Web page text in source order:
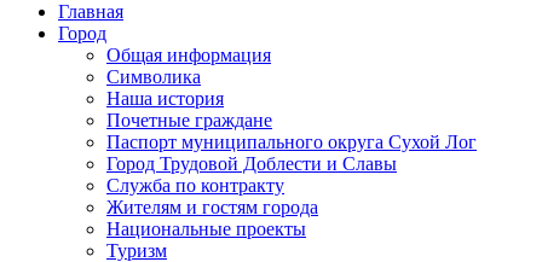
Главная
Город
Общая информация
Символика
Наша история
Почетные граждане
Паспорт муниципального округа Сухой Лог
Город Трудовой Доблести и Славы
Служба по контракту
Жителям и гостям города
Национальные проекты
Туризм